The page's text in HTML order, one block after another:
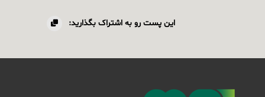
این پست رو به اشتراک بگذارید: